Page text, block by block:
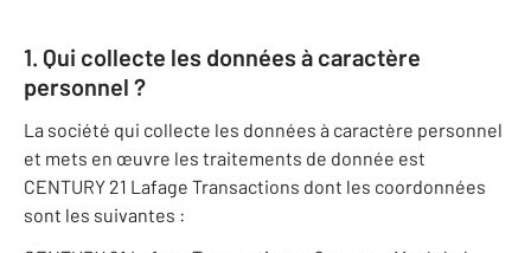
1. Qui collecte les données à caractère
personnel ?
La société qui collecte les données à caractère personnel
et mets en œuvre les traitements de donnée est
CENTURY 21 Lafage Transactions dont les coordonnées
sont les suivantes :